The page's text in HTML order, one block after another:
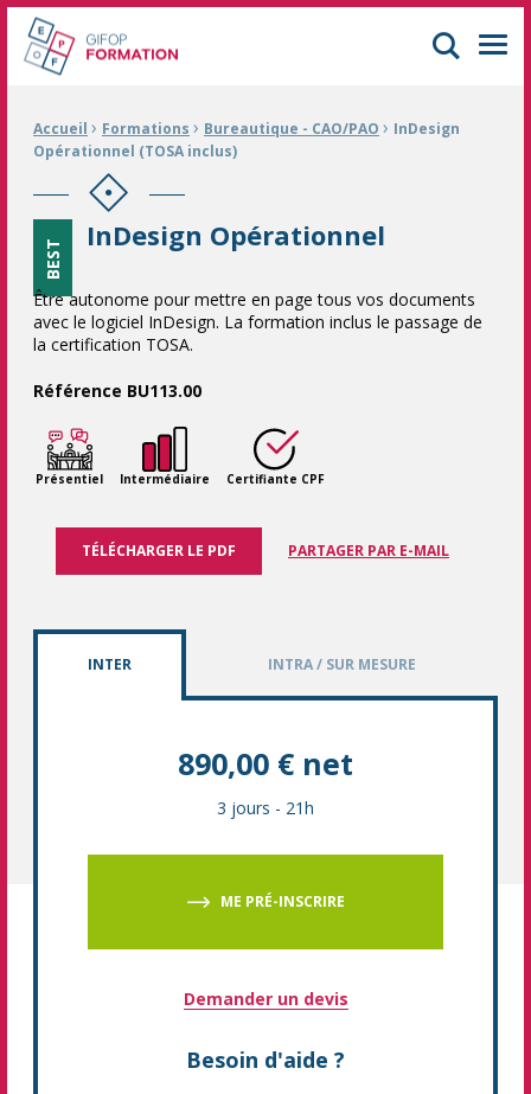
GIFOP Formation Centre de formation continue à Mulhouse
Fil d'Ariane :
Accueil › Formations › Bureautique - CAO/PAO › InDesign
Opérationnel (TOSA inclus)
InDesign Opérationnel
BEST
Être autonome pour mettre en page tous vos documents
avec le logiciel InDesign. La formation inclus le passage de
la certification TOSA.
Référence BU113.00
Présentiel Intermédiaire Certifiante CPF
TÉLÉCHARGER LE PDF PARTAGER PAR E-MAIL
INTER INTRA / SUR MESURE
890,00 € net
3 jours - 21h
ME PRÉ-INSCRIRE
Demander un devis
Besoin d'aide ?